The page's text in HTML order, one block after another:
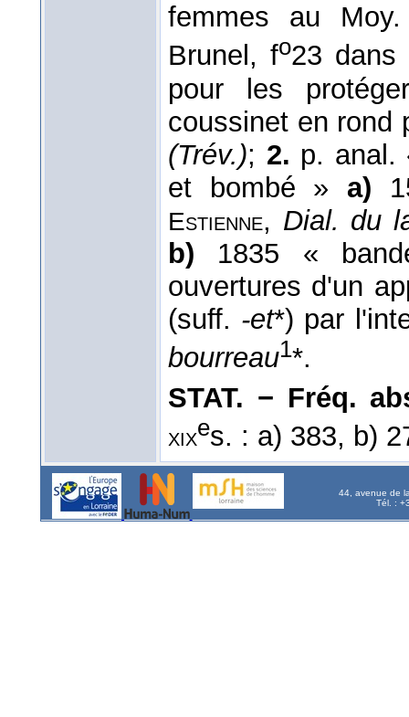
femmes au
Brunel, fo23 dans
pour les
coussinet en rond
(Trév.); 2. p. anal.
et bombé » a)
Estienne, Dial. du
b) 1835 «
ouvertures d'un
(suff. -et*) par
bourreau1*.
STAT. − Fréq.
xixes. : a) 383, b)
44, avenue de
Tél. :